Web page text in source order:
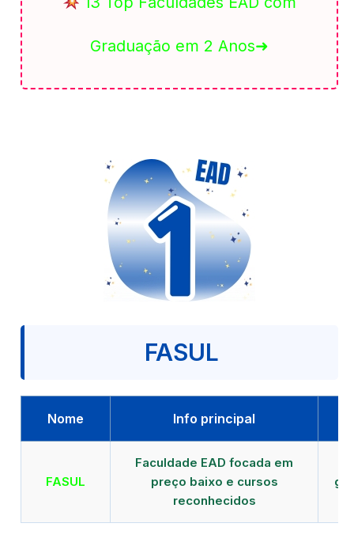
Graduação em 2 Anos➜
FASUL
Nome Info principal
FASUL
Faculdade EAD focada em
preço baixo e cursos
reconhecidos